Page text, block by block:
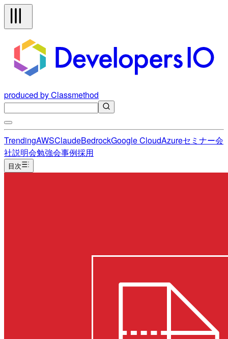
produced by Classmethod
TrendingAWSClaudeBedrockGoogle CloudAzureセミナー会
社説明会勉強会事例採用
目次